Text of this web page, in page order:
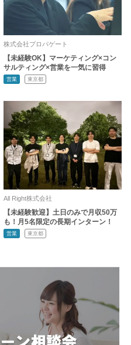
株式会社プロパゲート
【未経験OK】マーケティング×コン
サルティング×営業を一気に習得
営業 東京都
All Right株式会社
【未経験歓迎】土日のみで月収50万
も！月5名限定の長期インターン！
営業 東京都